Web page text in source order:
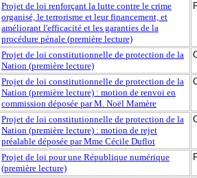
Projet de loi renforçant la lutte contre le crime
organisé, le terrorisme et leur financement, et
améliorant l'efficacité et les garanties de la
procédure pénale (première lecture)
Projet de loi constitutionnelle de protection de la
Nation (première lecture)
Projet de loi constitutionnelle de protection de la
Nation (première lecture) : motion de renvoi en
commission déposée par M. Noël Mamère
Projet de loi constitutionnelle de protection de la
Nation (première lecture) : motion de rejet
préalable déposée par Mme Cécile Duflot
Projet de loi pour une République numérique
(première lecture)